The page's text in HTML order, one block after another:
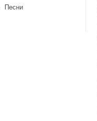
Песни